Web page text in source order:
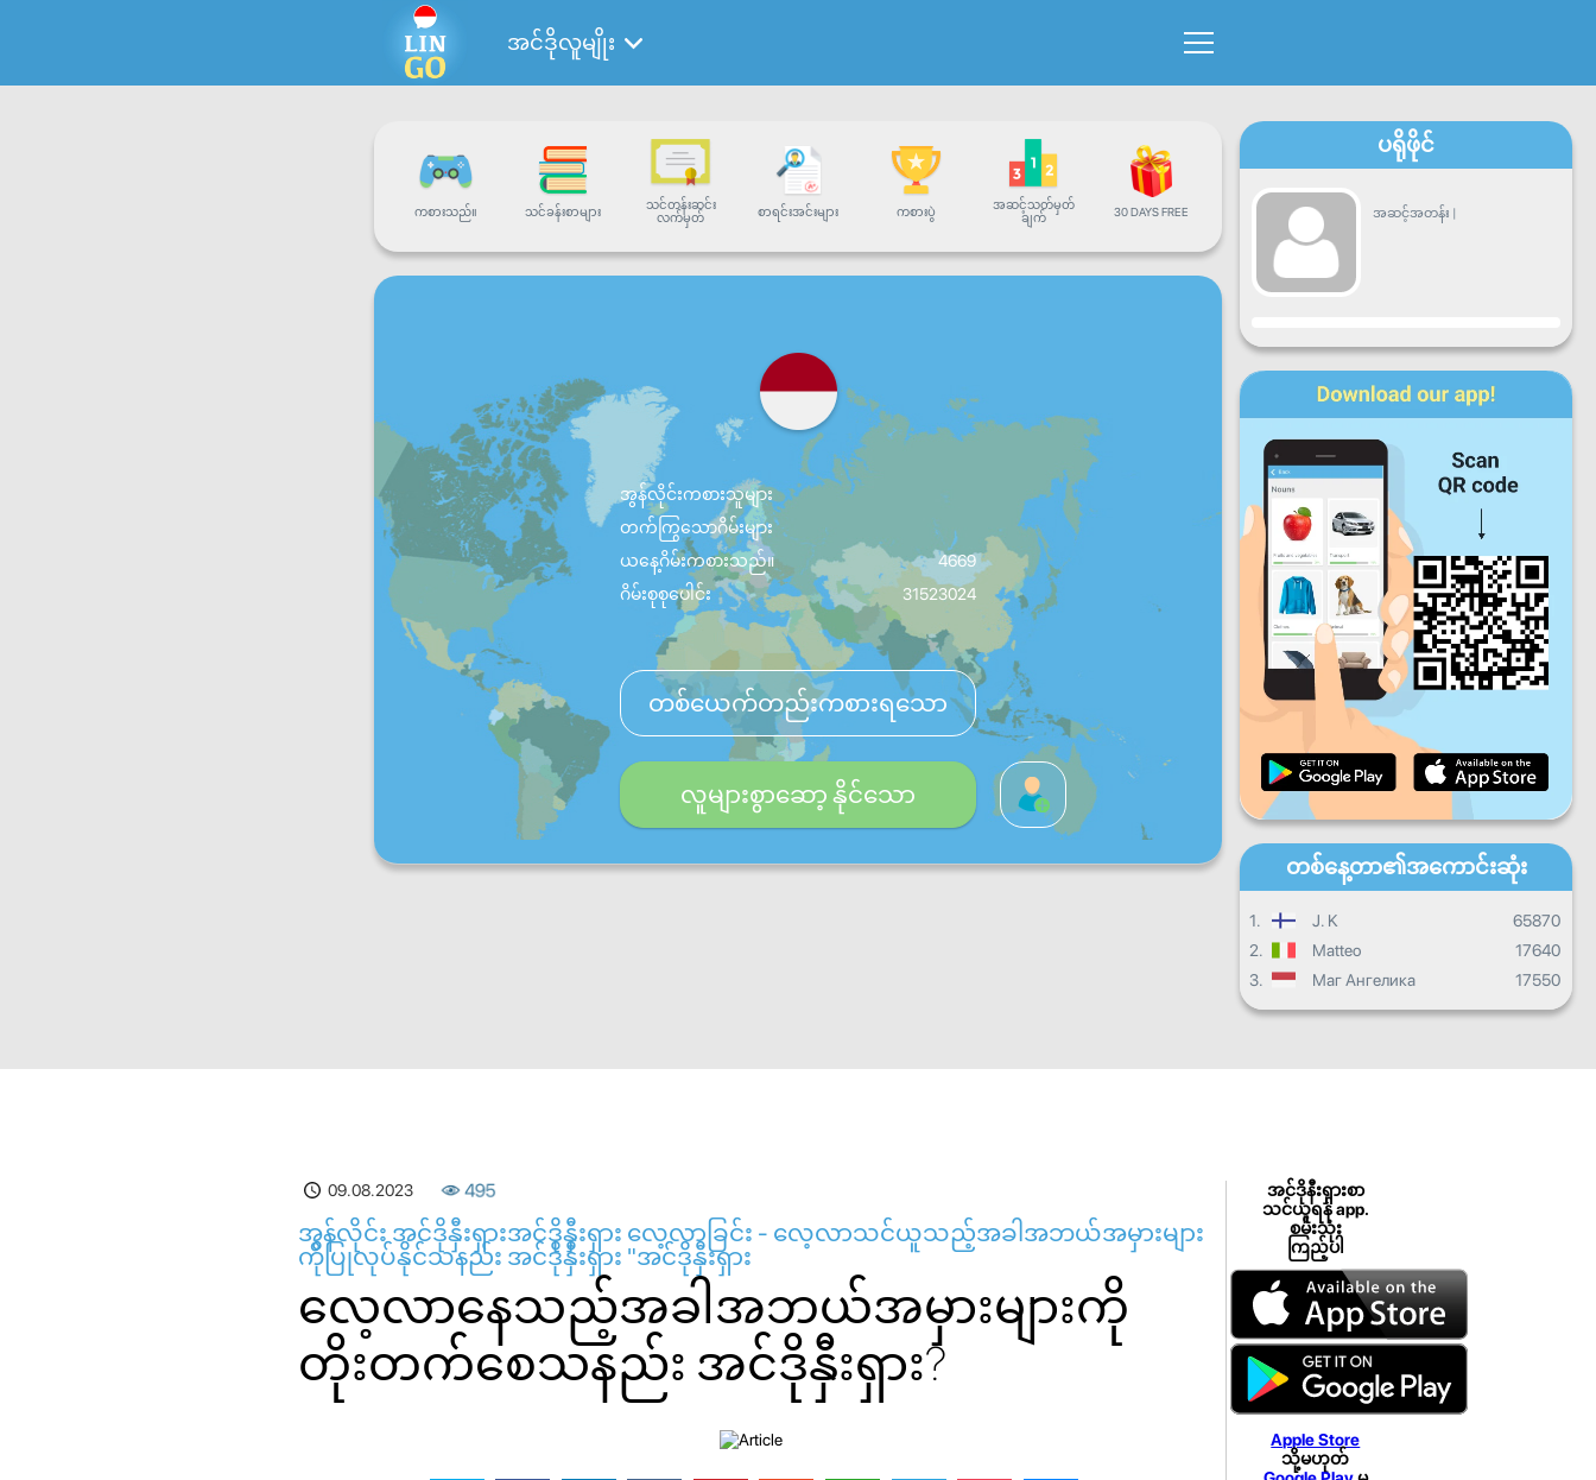
အင်ဒိုလူမျိုး
ကစားသည်။ သင်ခန်းစာများ
သင်တန်းဆင်း
လက်မှတ်
စာရင်းအင်းများ ကစားပွဲ
အဆင့်သတ်မှတ်
ချက်
30 DAYS FREE
အွန်လိုင်းကစားသူများ
တက်ကြွသောဂိမ်းများ
ယနေ့ဂိမ်းကစားသည်။
4669
ဂိမ်းစုစုပေါင်း
31523024
တစ်ယေက်တည်းကစားရသော
လူများစွာဆော့ နိုင်သော
ပရိုဖိုင်
အဆင့်အတန်း |
တိုးတက်မှု
တနင်္လာ ဗုဒ္ဓဟူး ကြာသာ
သောကြာ စနေ တနင်္ဂနွေ
နေ့စဉ်တိုးတက်မှု
လစဉ်တိုးတက်မှု
သင်တန်းဆင်းလက်မှတ်
ယေဘုယျတိုးတက်မှု
တစ်နေ့တာ၏အကောင်းဆုံး
1. J. K
65870
2.
Matteo
17640
3.
Маг Ангелика 17550
09.08.2023 495
အွန်လိုင်း အင်ဒိုနှီးရှားအင်ဒိုနှီးရှား လေ့လာခြင်း - လေ့လာသင်ယူသည့်အခါအဘယ်အမှားများ
ကိုပြုလုပ်နိုင်သနည်း အင်ဒိုနှီးရှား "အင်ဒိုနှီးရှား
လေ့လာနေသည့်အခါအဘယ်အမှားများကို
တိုးတက်စေသနည်း အင်ဒိုနှီးရှား?
အင်ဒိုနီးရှားစာ
သင်ယူရန် app.
စမ်းသုံး
ကြည့်ပါ
Apple Store
သို့မဟုတ်